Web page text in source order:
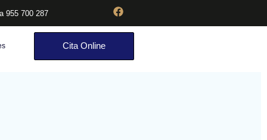
955 700 287
Cita Online